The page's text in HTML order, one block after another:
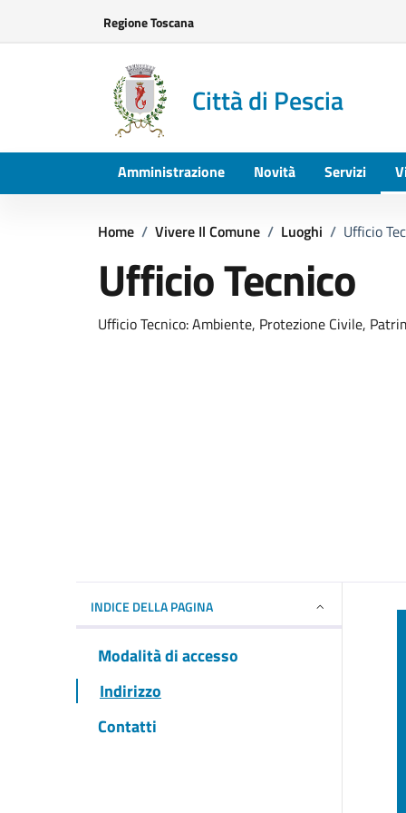
Regione Toscana
Città di Pescia
Amministrazione Novità Servizi
Home / Vivere Il Comune / Luoghi / Ufficio
Ufficio Tecnico
Ufficio Tecnico: Ambiente, Protezione Civile,
INDICE DELLA PAGINA
Modalità di accesso
Indirizzo
Contatti